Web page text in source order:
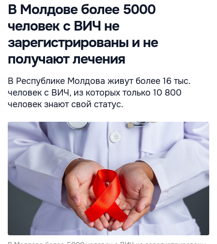
В Молдове более 5000
человек с ВИЧ не
зарегистрированы и не
получают лечения
В Республике Молдова живут более 16 тыс.
человек с ВИЧ, из которых только 10 800
человек знают свой статус.